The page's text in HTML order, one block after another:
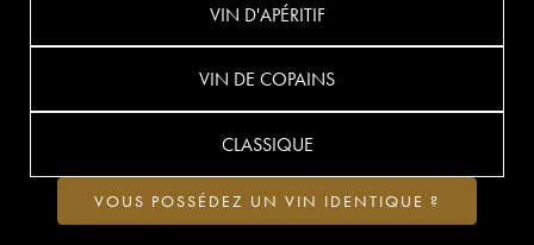
VIN D'APÉRITIF
VIN DE COPAINS
CLASSIQUE
VOUS POSSÉDEZ UN VIN IDENTIQUE ?